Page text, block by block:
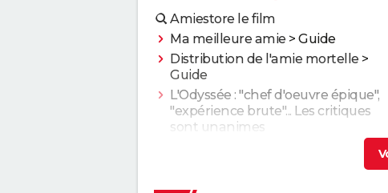
Amiestore le film
Ma meilleure amie > Guide
Distribution de l'amie mortelle >
Guide
L'Odyssée : "chef d'oeuvre épique",
"expérience brute"... Les critiques
sont unanimes
Anatomie d'une chute : Sandra a-t-